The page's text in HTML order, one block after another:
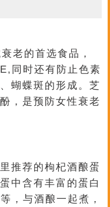
老的首选食品，
同时还有防止色素
蝴蝶斑的形成。芝
，是预防女性衰老
推荐的枸杞酒酿蛋
中含有丰富的蛋白
，与酒酿一起煮，